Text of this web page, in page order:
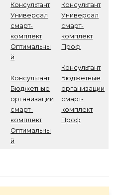
Консультант
Универсал
смарт-
комплект
Оптимальны
й
Консультант
Бюджетные
организации
смарт-
комплект
Оптимальны
й
Консультант
Универсал
смарт-
комплект
Проф
Консультант
Бюджетные
организации
смарт-
комплект
Проф